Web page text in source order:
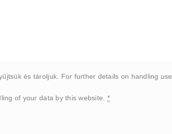
és tároljuk. For further details on handling
of your data by this website. *